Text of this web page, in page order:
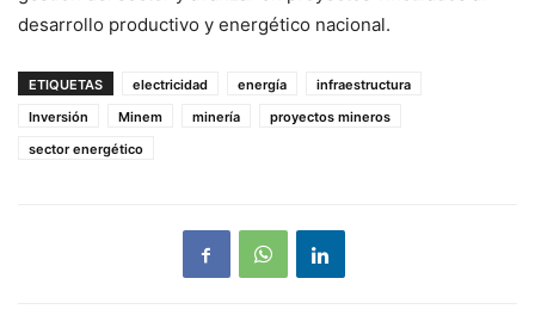
desarrollo productivo y energético nacional.
ETIQUETAS electricidad energía
infraestructura
Inversión
Minem minería
proyectos mineros
sector energético